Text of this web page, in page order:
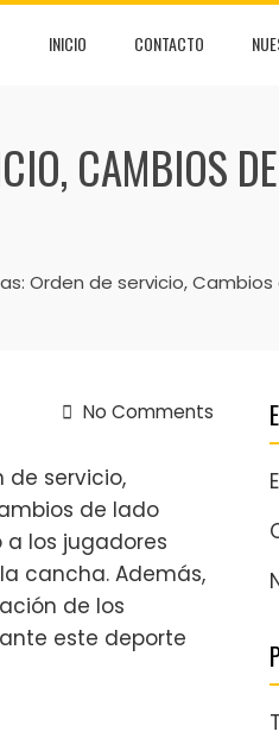
INICIO CONTACTO
CAMBIOS
Orden de servicio,
No Comments
de servicio,
de lado
los jugadores
cancha. Además,
de los
este deporte